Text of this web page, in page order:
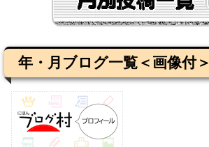
年・月ブログ一覧＜画像付＞